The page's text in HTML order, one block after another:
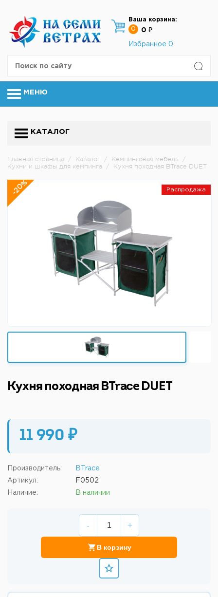
Ваша корзина:
0
0 ₽
Избранное 0
МЕНЮ
КАТАЛОГ
Главная страница / Каталог / Кемпинговая мебель
/
Кухни и шкафы для кемпинга / Кухня походная BTrace DUET
Распродажа
-20%
Кухня походная BTrace DUET
11 990 ₽
Производитель: BTrace
Артикул: F0502
Наличие: В наличии
- +
В корзину